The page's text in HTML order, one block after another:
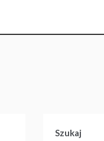
Szukaj